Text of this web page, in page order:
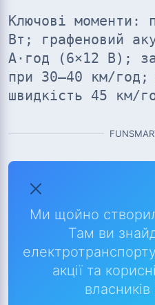
Ключові моменти:
Вт; графеновий
А·год (6×12 В);
при 30–40 км/год;
швидкість 45 км/
Ми щойно
Там ви
акції та
власників